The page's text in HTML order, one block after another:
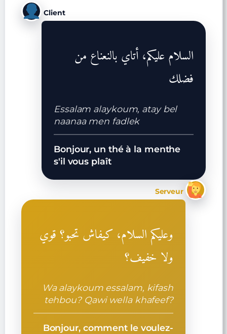
Client
السلام عليكم، أتاي بالنعناع من
فضلك
Essalam alaykoum, atay bel
naanaa men fadlek
Bonjour, un thé à la menthe
s'il vous plaît
Serveur
وعليكم السلام، كيفاش تحبو؟ قوي
ولا خفيف؟
Wa alaykoum essalam, kifash
tehbou? Qawi wella khafeef?
Bonjour, comment le voulez-